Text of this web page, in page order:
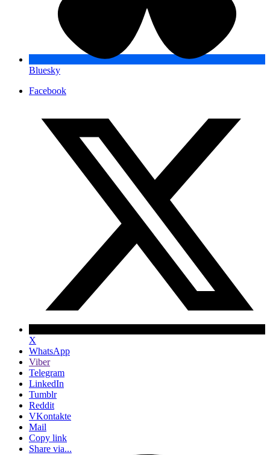
Bluesky
Facebook
X
WhatsApp
Viber
Telegram
LinkedIn
Tumblr
Reddit
VKontakte
Mail
Copy link
Share via...